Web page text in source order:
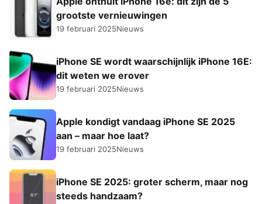
grootste vernieuwingen
19 februari 2025Nieuws
iPhone SE wordt waarschijnlijk iPhone 16E:
dit weten we erover
19 februari 2025Nieuws
Apple kondigt vandaag iPhone SE 2025
aan – maar hoe laat?
19 februari 2025Nieuws
iPhone SE 2025: groter scherm, maar nog
steeds handzaam?